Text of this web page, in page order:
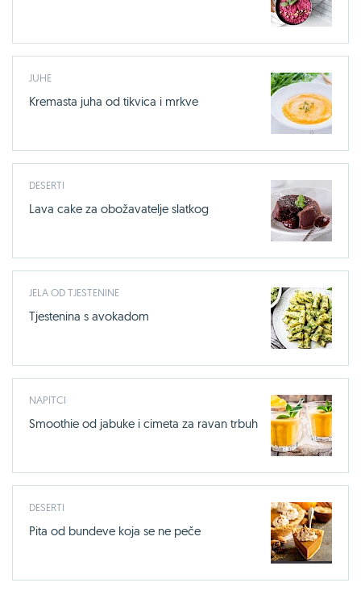
JUHE
Kremasta juha od tikvica i mrkve
DESERTI
Lava cake za obožavatelje slatkog
JELA OD TJESTENINE
Tjestenina s avokadom
NAPITCI
Smoothie od jabuke i cimeta za ravan trbuh
DESERTI
Pita od bundeve koja se ne peče